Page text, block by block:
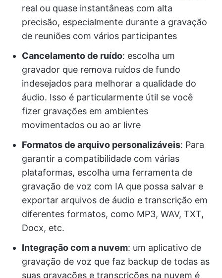
real ou quase instantâneas com alta
precisão, especialmente durante a gravação
de reuniões com vários participantes
Cancelamento de ruído: escolha um
gravador que remova ruídos de fundo
indesejados para melhorar a qualidade do
áudio. Isso é particularmente útil se você
fizer gravações em ambientes
movimentados ou ao ar livre
Formatos de arquivo personalizáveis: Para
garantir a compatibilidade com várias
plataformas, escolha uma ferramenta de
gravação de voz com IA que possa salvar e
exportar arquivos de áudio e transcrição em
diferentes formatos, como MP3, WAV, TXT,
Docx, etc.
Integração com a nuvem: um aplicativo de
gravação de voz que faz backup de todas as
suas gravações e transcrições na nuvem é